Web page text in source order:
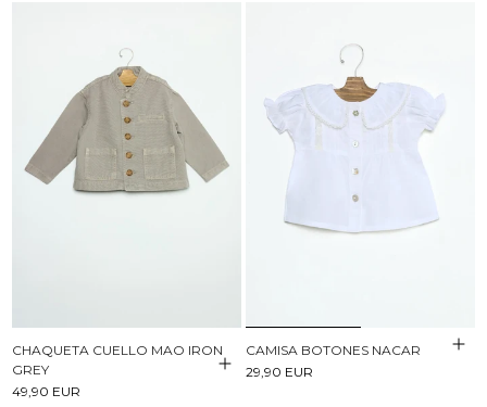
CHAQUETA CUELLO MAO IRON
GREY
49,90 EUR
CAMISA BOTONES NACAR
29,90 EUR